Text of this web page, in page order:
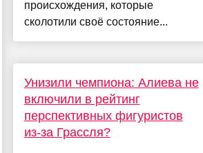
происхождения, которые
сколотили своё состояние...
Унизили чемпиона: Алиева не
включили в рейтинг
перспективных фигуристов
из-за Грассля?